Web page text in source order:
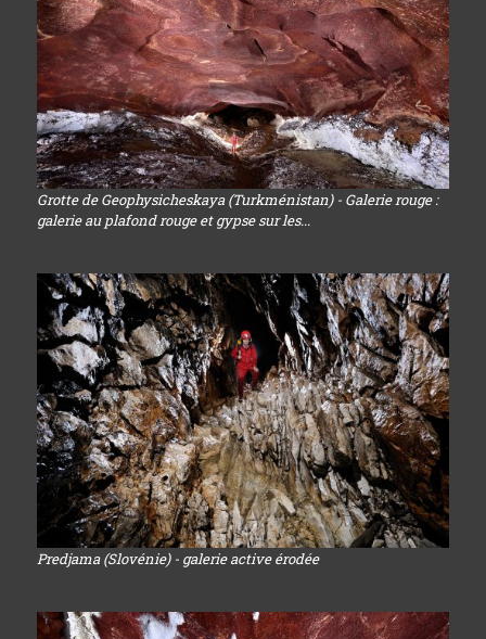
Grotte de Geophysicheskaya (Turkménistan) - Galerie rouge :
galerie au plafond rouge et gypse sur les...
Predjama (Slovénie) - galerie active érodée